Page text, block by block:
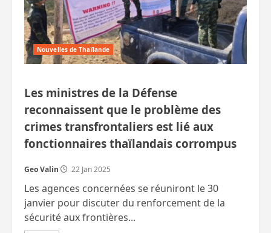
commencent.
Nouvelles de Thaïlande
Les ministres de la Défense
reconnaissent que le problème des
crimes transfrontaliers est lié aux
fonctionnaires thaïlandais corrompus
Geo Valin 22 Jan 2025
Les agences concernées se réuniront le 30
janvier pour discuter du renforcement de la
sécurité aux frontières...